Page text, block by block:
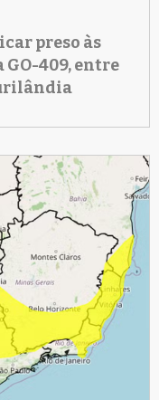
preso às
409, entre